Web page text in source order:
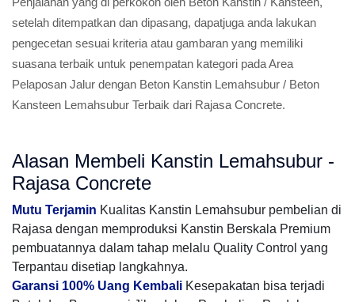
setelah ditempatkan dan dipasang, dapatjuga anda lakukan
pengecetan sesuai kriteria atau gambaran yang memiliki
suasana terbaik untuk penempatan kategori pada Area
Pelaposan Jalur dengan Beton Kanstin Lemahsubur / Beton
Kansteen Lemahsubur Terbaik dari Rajasa Concrete.
Alasan Membeli Kanstin Lemahsubur -
Rajasa Concrete
Mutu Terjamin Kualitas Kanstin Lemahsubur pembelian di
Rajasa dengan memproduksi Kanstin Berskala Premium
pembuatannya dalam tahap melalu Quality Control yang
Terpantau disetiap langkahnya.
Garansi 100% Uang Kembali Kesepakatan bisa terjadi